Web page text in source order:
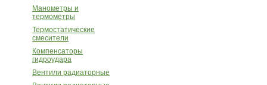
Манометры и
термометры
Термостатические
смесители
Компенсаторы
гидроудара
Вентили радиаторные